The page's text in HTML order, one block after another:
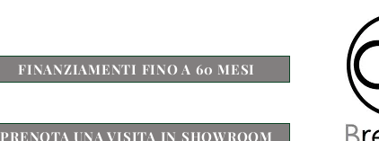
FINANZIAMENTI FINO A 60 MESI
PRENOTA UNA VISITA IN SHOWROOM